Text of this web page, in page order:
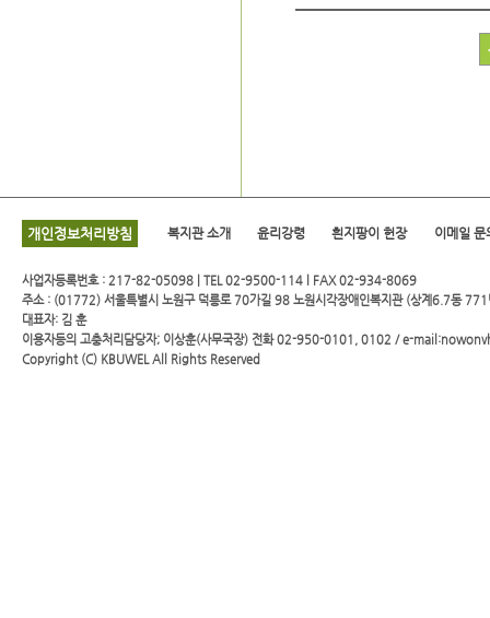
개인정보처리방침 복지관 소개 윤리강령 흰지팡이 헌장 이메일 문
사업자등록번호 : 217-82-05098 | TEL 02-9500-114 l FAX 02-934-8069
주소 : (01772) 서울특별시 노원구 덕릉로 70가길 98 노원시각장애인복지관 (상계6.7동 771
대표자: 김 훈
이용자등의 고충처리담당자; 이상훈(사무국장) 전화 02-950-0101, 0102 / e-
Copyright (C) KBUWELAll Rights Reserved